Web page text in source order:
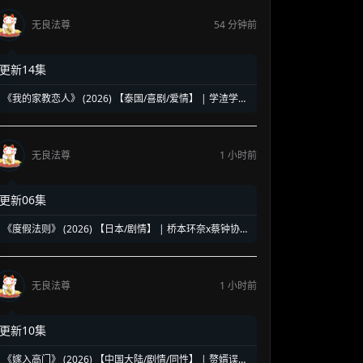
无良法尊 54 分钟前
更新14集
《我的家教恋人》 (2026) 【泰国/喜剧/爱情】 | 学渣学霸
无良法尊 1 小时前
更新06集
《度假法则》 (2026) 【日本/剧情】 | 桥本环奈x蔡钟协跨
无良法尊 1 小时前
更新10集
《嫁入高门》 (2026) 【中国大陆/剧情/同性】 | 赘婿误入